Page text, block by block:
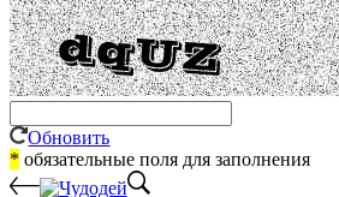
Обновить
* обязательные поля для заполнения